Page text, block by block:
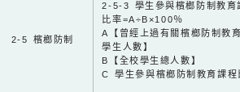
2-5 檳榔防制
2-5-3 學生參與檳榔防制教育
比率=A÷B×100％
A【曾經上過有關檳榔防制教
學生人數】
B【全校學生總人數】
C 學生參與檳榔防制教育課程